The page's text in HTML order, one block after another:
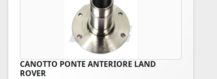
CANOTTO PONTE ANTERIORE LAND
ROVER